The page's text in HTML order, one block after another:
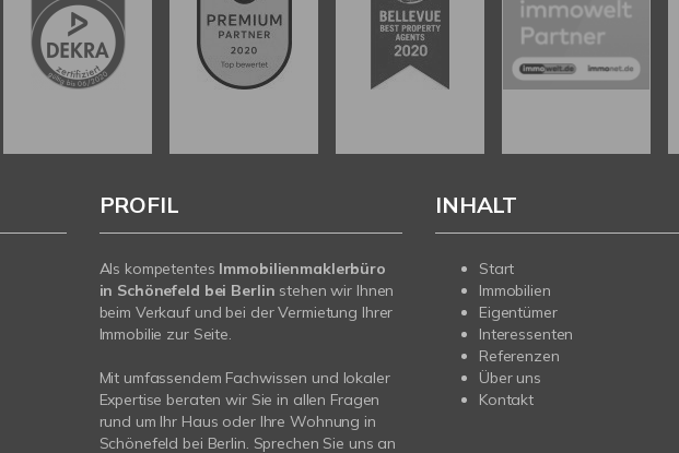
PROFIL
Als kompetentes Immobilienmaklerbüro
in Schönefeld bei Berlin stehen wir Ihnen
beim Verkauf und bei der Vermietung Ihrer
Immobilie zur Seite.
Mit umfassendem Fachwissen und lokaler
Expertise beraten wir Sie in allen Fragen
rund um Ihr Haus oder Ihre Wohnung in
Schönefeld bei Berlin. Sprechen Sie uns an
INHALT
Start
Immobilien
Eigentümer
Interessenten
Referenzen
Über uns
Kontakt